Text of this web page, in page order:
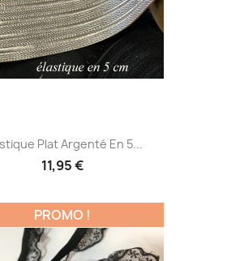
Plat Argenté En 5...
11,95 €
PROMO !